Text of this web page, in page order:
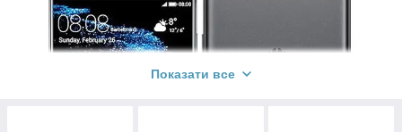
Показати все